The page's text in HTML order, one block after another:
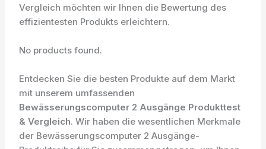
Vergleich möchten wir Ihnen die Bewertung des
effizientesten Produkts erleichtern.
No products found.
Entdecken Sie die besten Produkte auf dem Markt
mit unserem umfassenden
Bewässerungscomputer 2 Ausgänge Produkttest
& Vergleich. Wir haben die wesentlichen Merkmale
der Bewässerungscomputer 2 Ausgänge-